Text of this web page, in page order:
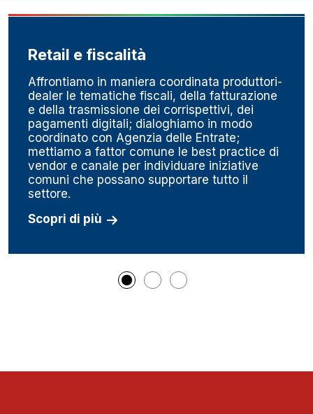
Retail e fiscalità
Affrontiamo in maniera coordinata produttori-
dealer le tematiche fiscali, della fatturazione
e della trasmissione dei corrispettivi, dei
pagamenti digitali; dialoghiamo in modo
coordinato con Agenzia delle Entrate;
mettiamo a fattor comune le best practice di
vendor e canale per individuare iniziative
comuni che possano supportare tutto il
settore.
Scopri di più